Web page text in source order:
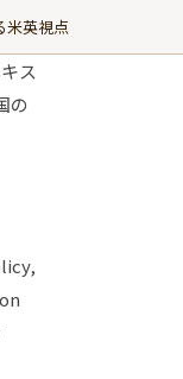
米英視点
ス
の